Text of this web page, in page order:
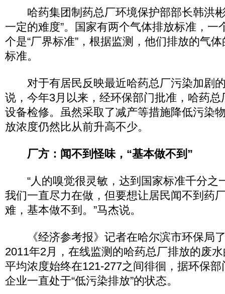
哈药集团制药总厂环境保护部部长韩洪彬
一定的难度”。国家有两个气体排放标准，一
个是“厂界标准”，根据监测，他们排放的气
标准。
对于有居民反映最近哈药总厂污染加剧
说，今年3月以来，经环保部门批准，哈药
设备检修。虽然采取了减产等措施降低污染
放浓度仍然比从前升高不少。
厂方：闻不到怪味，“基本做不到”
“人的嗅觉很灵敏，达到国家标准千分之
我们一直尽力在做，但要想让居民闻不到药
难，基本做不到。”马杰说。
《经济参考报》记者在哈尔滨市环保局了
2011年2月，在线监测的哈药总厂排放的废
平均浓度始终在121-277之间徘徊，据环保
企业一直处于“低污染排放”的状态。